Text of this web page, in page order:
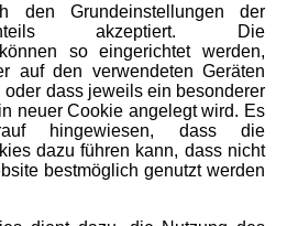
den Grundeinstellungen der
akzeptiert. Die
so eingerichtet werden,
auf den verwendeten Geräten
oder dass jeweils ein besonderer
neuer Cookie angelegt wird. Es
hingewiesen, dass die
dazu führen kann, dass nicht
bestmöglich genutzt werden